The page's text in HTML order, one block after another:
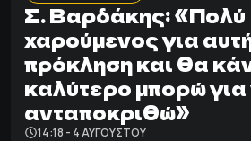
Σ. Βαρδάκης: «Πολύ
χαρούμενος για
πρόκληση και θα
καλύτερο μπορώ για
ανταποκριθώ»
14:18 - 4 ΑΥΓΟΎΣΤΟΥ